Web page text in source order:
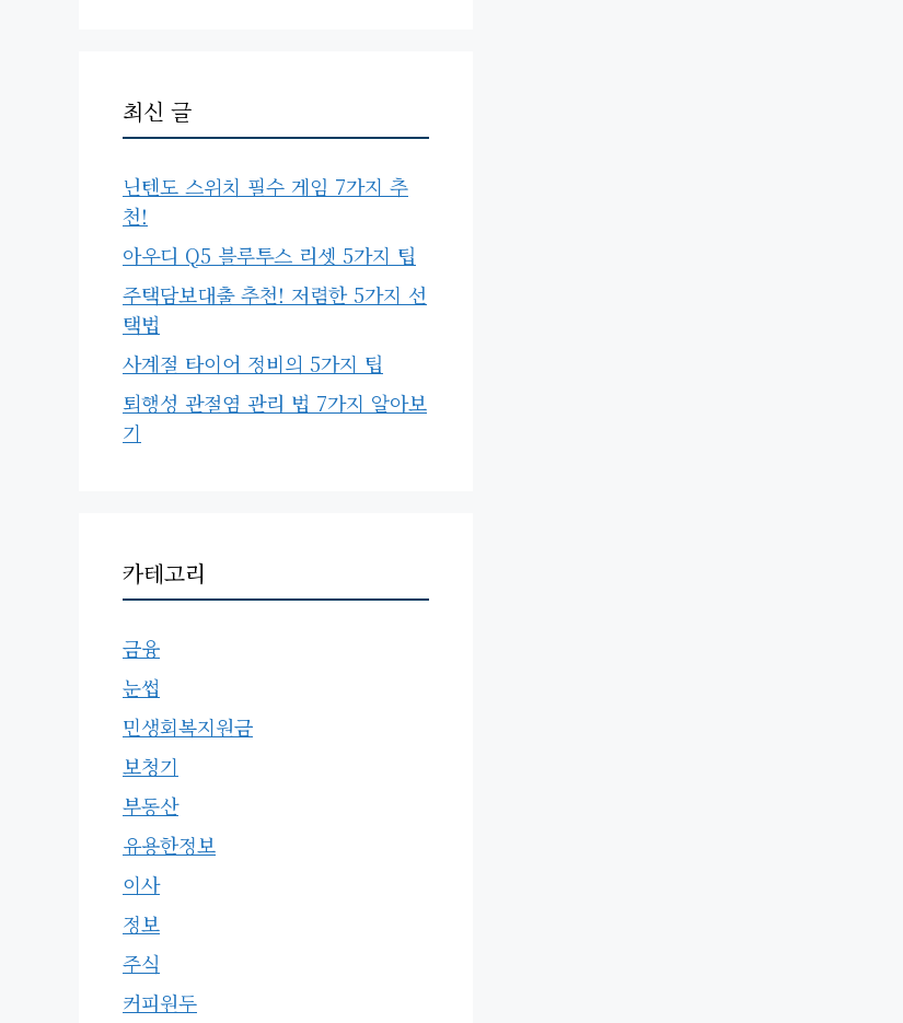
최신 글
닌텐도 스위치 필수 게임 7가지 추
천!
아우디 Q5 블루투스 리셋 5가지 팁
주택담보대출 추천! 저렴한 5가지 선
택법
사계절 타이어 정비의 5가지 팁
퇴행성 관절염 관리 법 7가지 알아보
기
카테고리
금융
눈썹
민생회복지원금
보청기
부동산
유용한정보
이사
정보
주식
커피원두